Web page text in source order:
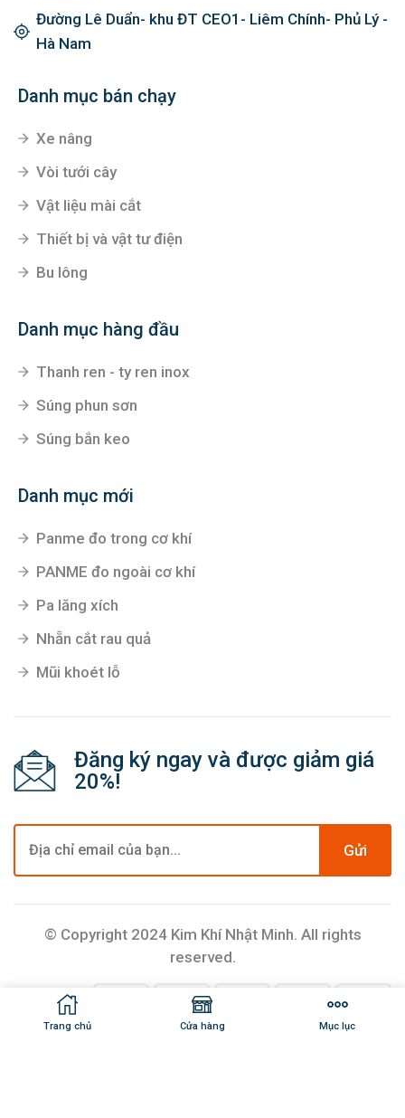
Trang chủ Cửa hàng Mục lục
Đường Lê Duẩn- khu ĐT CEO1- Liêm Chính- Phủ Lý -
Hà Nam
Danh mục bán chạy
Xe nâng
Vòi tưới cây
Vật liệu mài cắt
Thiết bị và vật tư điện
Bu lông
Danh mục hàng đầu
Thanh ren - ty ren inox
Súng phun sơn
Súng bắn keo
Danh mục mới
Panme đo trong cơ khí
PANME đo ngoài cơ khí
Pa lăng xích
Nhẵn cắt rau quả
Mũi khoét lỗ
Đăng ký ngay và được giảm giá
20%!
Gửi
© Copyright 2024 Kim Khí Nhật Minh. All rights
reserved.